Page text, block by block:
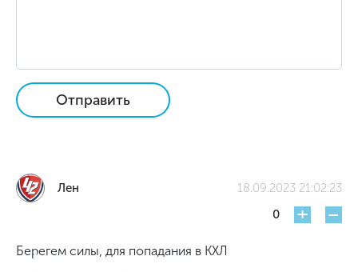
Отправить
Лен
18.09.2023 21:02:23
0
+ -
Берегем силы, для попадания в КХЛ